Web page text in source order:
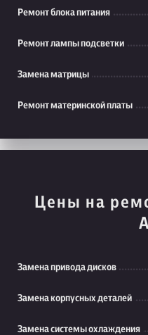
Ремонт блока питания
Ремонт лампы подсветки
Замена матрицы
Ремонт материнской платы
Цены на
Замена привода дисков
Замена корпусных деталей
Замена системы охлаждения